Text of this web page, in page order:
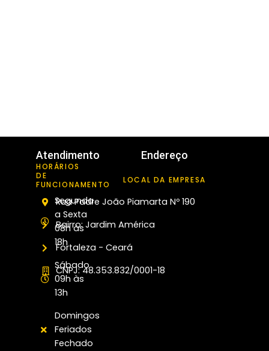
Atendimento
HORÁRIOS
DE
FUNCIONAMENTO
Segunda
a Sexta
08h às
18h
Sábado
09h às
13h
Domingos
Feriados
Fechado
Endereço
LOCAL DA EMPRESA
Rua Padre João Piamarta Nº 190
Bairro: Jardim América
Fortaleza - Ceará
CNPJ: 48.353.832/0001-18